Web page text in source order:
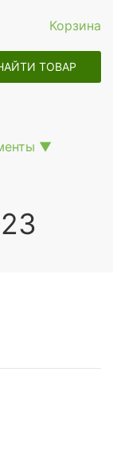
Корзина
ТОВАР
▼